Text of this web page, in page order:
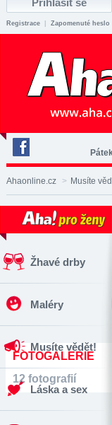
Registrace Zapomenuté heslo
Deník
Aha!
na
Ahaonline.cz > Musíte
Žhavé drby
Maléry
Musíte vědět!
Láska a sex
FOTOGALERIE
12 fotografií